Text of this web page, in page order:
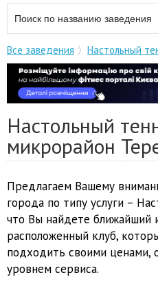
Все заведения Настольный
Настольный
микрорайон
Предлагаем Вашему
города по типу услуги –
что Вы найдете ближайший
расположенный клуб,
подходить своими
уровнем сервиса.